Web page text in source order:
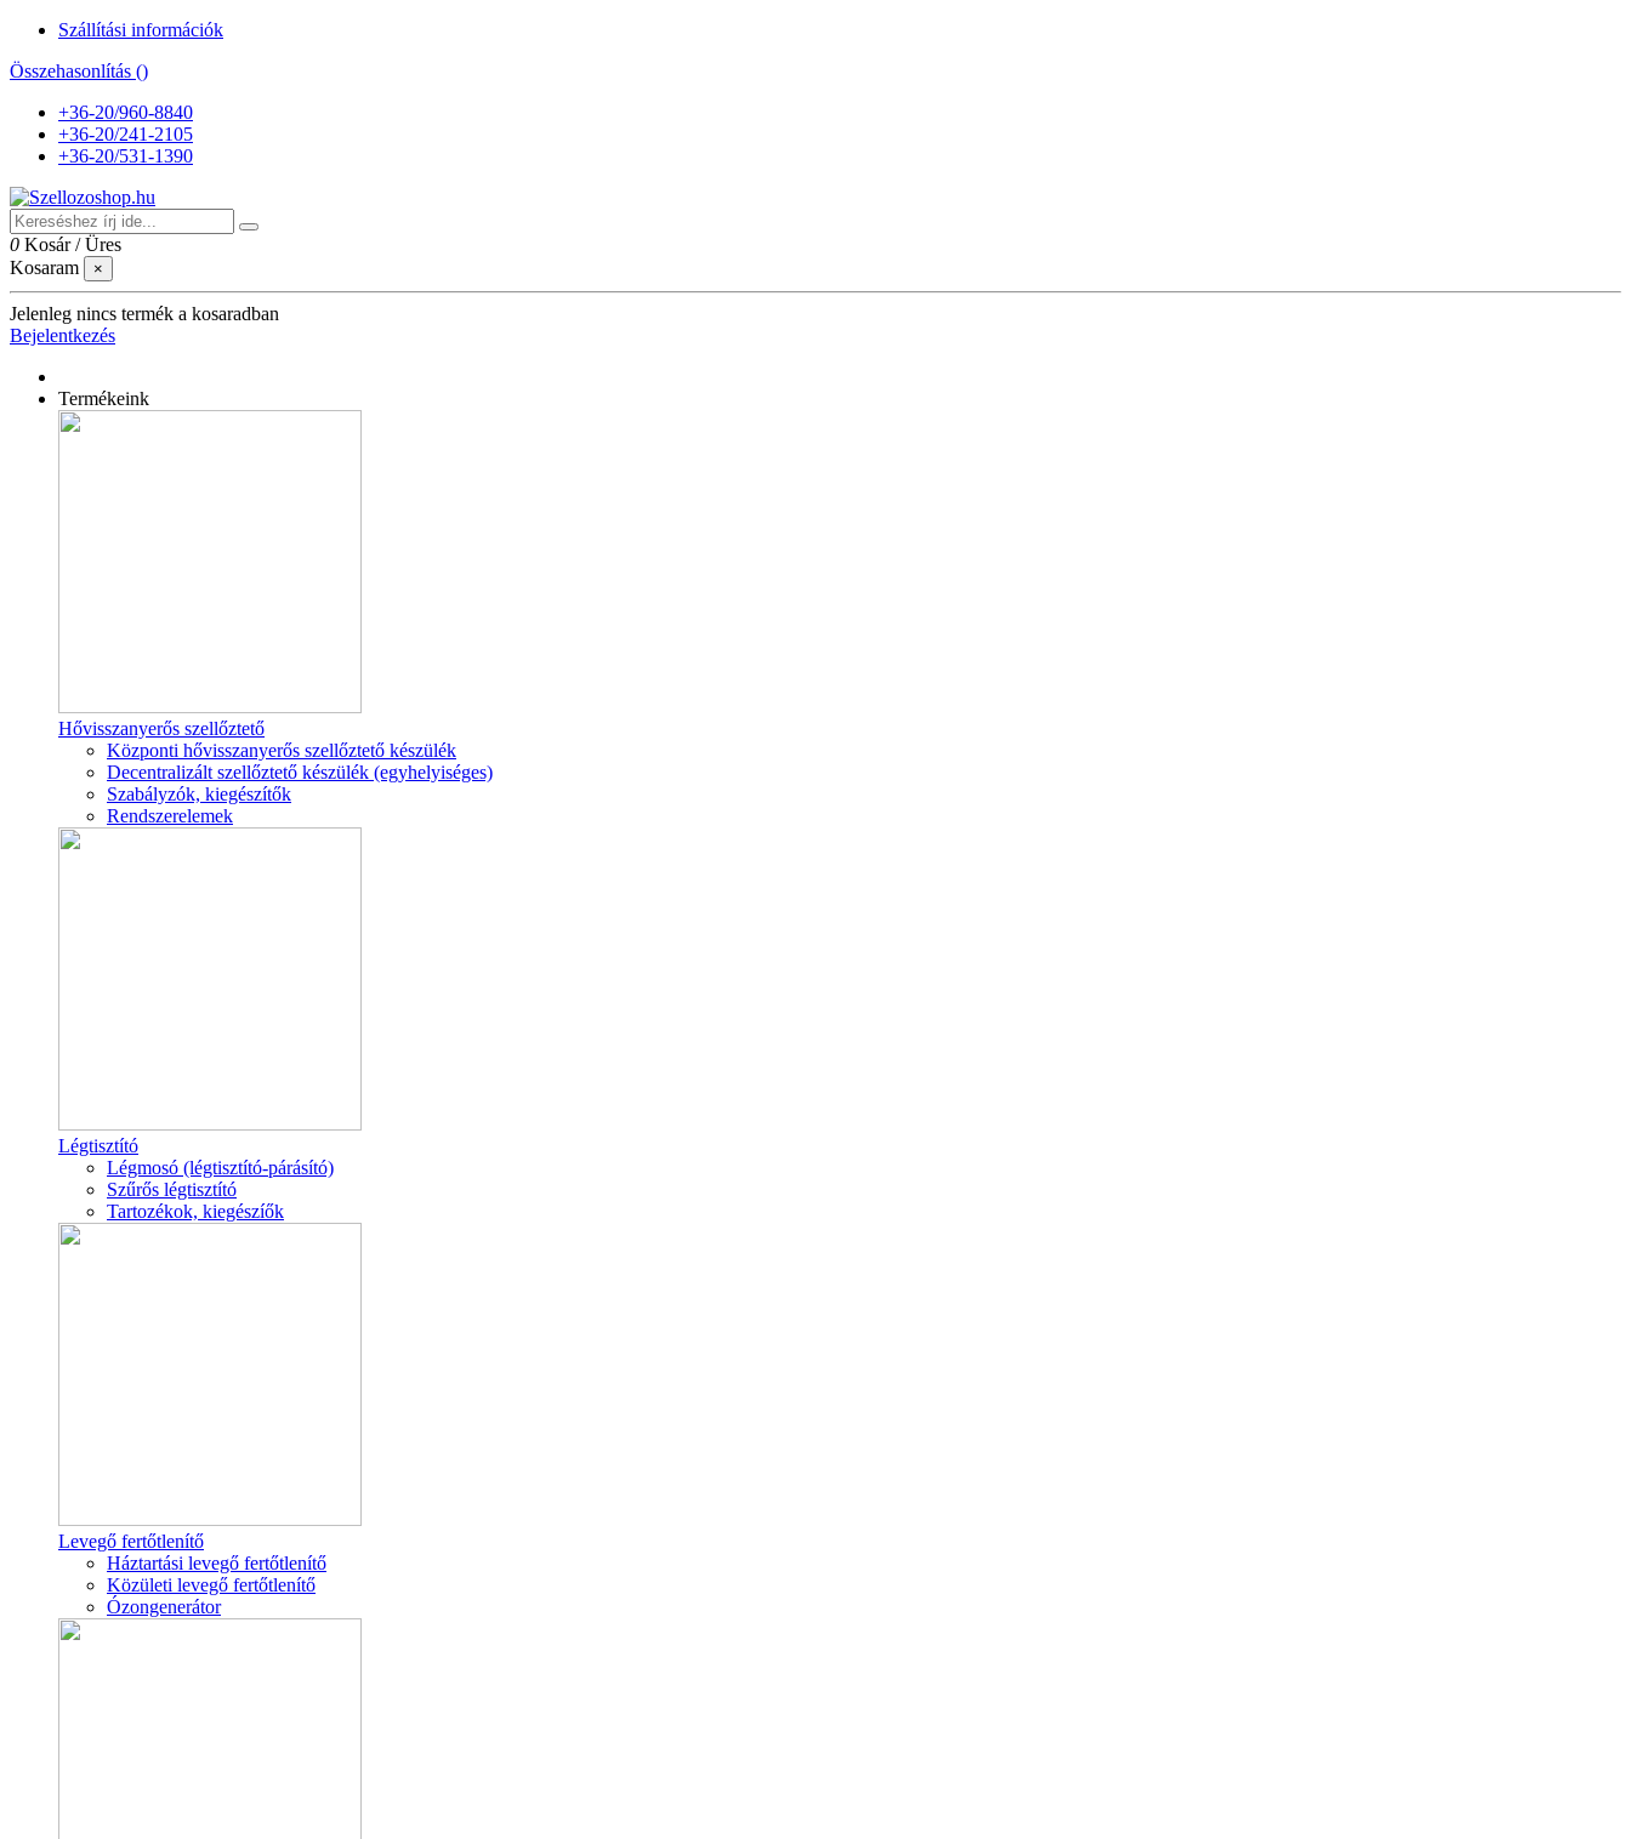
Szállítási információk
Összehasonlítás ()
+36-20/960-8840
+36-20/241-2105
+36-20/531-1390
0 Kosár /Üres
Kosaram
×
Jelenleg nincs termék a kosaradban
Bejelentkezés
Termékeink
Hővisszanyerős szellőztető
Központi hővisszanyerős szellőztető készülék
Decentralizált szellőztető készülék (egyhelyiséges)
Szabályzók, kiegészítők
Rendszerelemek
Légtisztító
Légmosó (légtisztító-párásító)
Szűrős légtisztító
Tartozékok, kiegészíők
Levegő fertőtlenítő
Háztartási levegő fertőtlenítő
Közületi levegő fertőtlenítő
Ózongenerátor